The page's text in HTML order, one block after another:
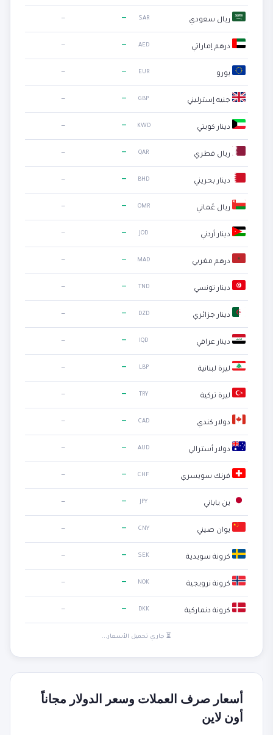
ريال سعودي SAR
—
—
درهم إماراتي AED
—
—
يورو EUR
—
—
جنيه إسترليني GBP
—
—
دينار كويتي KWD
—
—
ريال قطري QAR
—
—
دينار بحريني BHD
—
—
ريال عُماني OMR
—
—
دينار أردني JOD
—
—
درهم مغربي MAD
—
—
دينار تونسي TND
—
—
دينار جزائري DZD
—
—
دينار عراقي IQD
—
—
ليرة لبنانية LBP
—
—
ليرة تركية TRY
—
—
دولار كندي CAD
—
—
دولار أسترالي AUD
—
—
فرنك سويسري CHF
—
—
ين ياباني JPY
—
—
يوان صيني CNY
—
—
كرونة سويدية SEK
—
—
كرونة نرويجية NOK
—
—
كرونة دنماركية DKK
—
—
⏳ جاري تحميل الأسعار...
أسعار صرف العملات وسعر الدولار مجاناً
أون لاين